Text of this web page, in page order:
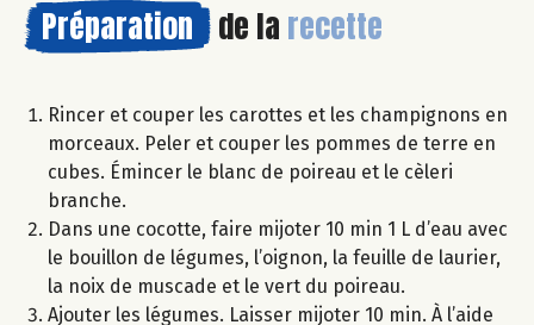
Préparation de la recette
Rincer et couper les carottes et les champignons en
morceaux. Peler et couper les pommes de terre en
cubes. Émincer le blanc de poireau et le cèleri
branche.
Dans une cocotte, faire mijoter 10 min 1 L d’eau avec
le bouillon de légumes, l’oignon, la feuille de laurier,
la noix de muscade et le vert du poireau.
Ajouter les légumes. Laisser mijoter 10 min. À l’aide